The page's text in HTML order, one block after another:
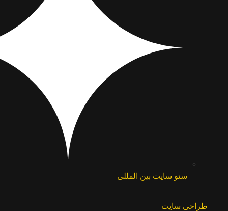
سئو سایت بین المللی
طراحی سایت